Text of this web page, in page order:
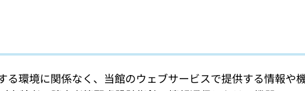
環境に関係なく、当館のウェブサービスで提供する情報や